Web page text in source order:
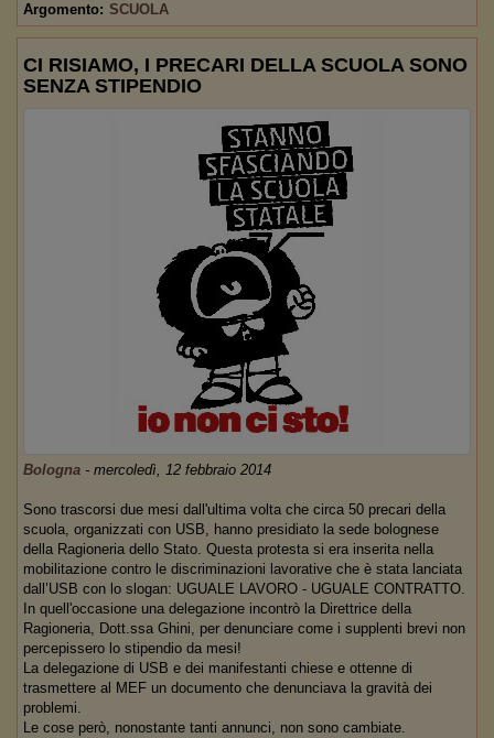
Argomento: SCUOLA
CI RISIAMO, I PRECARI DELLA SCUOLA SONO
SENZA STIPENDIO
Bologna - mercoledì, 12 febbraio 2014
Sono trascorsi due mesi dall'ultima volta che circa 50 precari della
scuola, organizzati con USB, hanno presidiato la sede bolognese
della Ragioneria dello Stato. Questa protesta si era inserita nella
mobilitazione contro le discriminazioni lavorative che è stata lanciata
dall’USB con lo slogan: UGUALE LAVORO - UGUALE CONTRATTO.
In quell'occasione una delegazione incontrò la Direttrice della
Ragioneria, Dott.ssa Ghini, per denunciare come i supplenti brevi non
percepissero lo stipendio da mesi!
La delegazione di USB e dei manifestanti chiese e ottenne di
trasmettere al MEF un documento che denunciava la gravità dei
problemi.
Le cose però, nonostante tanti annunci, non sono cambiate.